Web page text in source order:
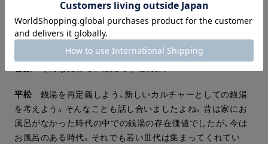
平松 銭湯を再定義しよう、新しいカルチャーとしての銭湯
を考えよう。そんなことも話し合いましたよね。昔は家にお
風呂がなかった時代の中での銭湯の存在価値でしたが、今は
お風呂のある時代。それでも若い世代は集まってくれてい